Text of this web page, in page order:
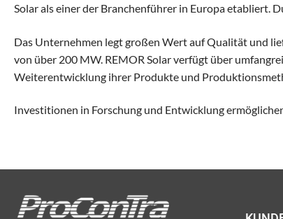
Solar als einer der Branchenführer in Europa etabliert.
Das Unternehmen legt großen Wert auf Qualität und
von über 200 MW. REMOR Solar verfügt über
Weiterentwicklung ihrer Produkte und
Investitionen in Forschung und Entwicklung